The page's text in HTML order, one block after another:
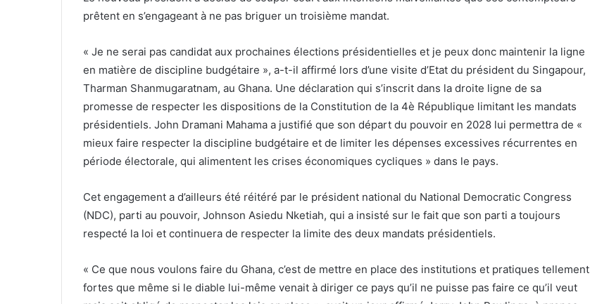
prêtent en s’engageant à ne pas briguer un troisième mandat.
« Je ne serai pas candidat aux prochaines élections présidentielles et je peux donc maintenir la ligne
en matière de discipline budgétaire », a-t-il affirmé lors d’une visite d’Etat du président du Singapour,
Tharman Shanmugaratnam, au Ghana. Une déclaration qui s’inscrit dans la droite ligne de sa
promesse de respecter les dispositions de la Constitution de la 4è République limitant les mandats
présidentiels. John Dramani Mahama a justifié que son départ du pouvoir en 2028 lui permettra de «
mieux faire respecter la discipline budgétaire et de limiter les dépenses excessives récurrentes en
période électorale, qui alimentent les crises économiques cycliques » dans le pays.
Cet engagement a d’ailleurs été réitéré par le président national du National Democratic Congress
(NDC), parti au pouvoir, Johnson Asiedu Nketiah, qui a insisté sur le fait que son parti a toujours
respecté la loi et continuera de respecter la limite des deux mandats présidentiels.
« Ce que nous voulons faire du Ghana, c’est de mettre en place des institutions et pratiques tellement
fortes que même si le diable lui-même venait à diriger ce pays qu’il ne puisse pas faire ce qu’il veut